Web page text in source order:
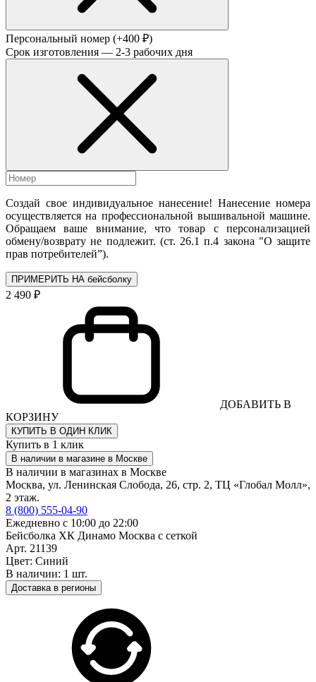
Персональный номер (+400 ₽)
Срок изготовления — 2-3 рабочих дня
Создай свое индивидуальное нанесение! Нанесение номера
осуществляется на профессиональной вышивальной машине.
Обращаем ваше внимание, что товар с персонализацией
обмену/возврату не подлежит. (ст. 26.1 п.4 закона "О защите
прав потребителей”).
ПРИМЕРИТЬ НА бейсболку
2 490 ₽
ДОБАВИТЬ В
КОРЗИНУ
КУПИТЬ В ОДИН КЛИК
Купить в 1 клик
В наличии в магазине в Москве
В наличии в магазинах в Москве
Москва, ул. Ленинская Слобода, 26, стр. 2, ТЦ «Глобал Молл»,
2 этаж.
8 (800) 555-04-90
Ежедневно с 10:00 до 22:00
Бейсболка ХК Динамо Москва с сеткой
Арт. 21139
Цвет: Синий
В наличии: 1 шт.
Доставка в регионы